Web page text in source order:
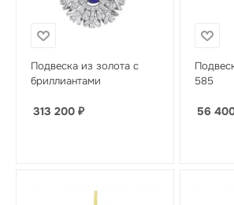
Подвеска из золота с
бриллиантами
313 200 ₽
585
56